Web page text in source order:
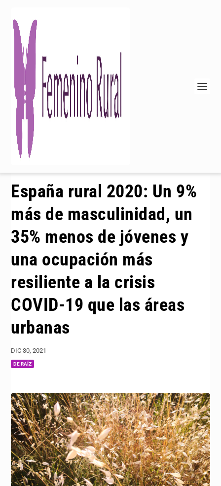
España rural 2020: Un 9%
más de masculinidad, un
35% menos de jóvenes y
una ocupación más
resiliente a la crisis
COVID-19 que las áreas
urbanas
DIC 30, 2021
DE RAÍZ